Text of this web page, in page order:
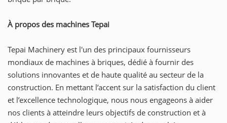
À propos des machines Tepai
Tepai Machinery est l'un des principaux fournisseurs
mondiaux de machines à briques, dédié à fournir des
solutions innovantes et de haute qualité au secteur de la
construction. En mettant l’accent sur la satisfaction du client
et l’excellence technologique, nous nous engageons à aider
nos clients à atteindre leurs objectifs de construction et à